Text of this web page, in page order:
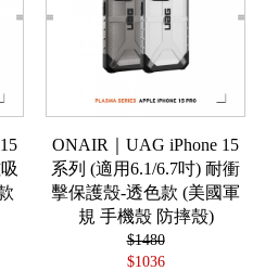
ONAIR｜UAG iPhone 15
系列 (適用6.1/6.7吋) 耐衝
擊保護殼-透色款 (美國軍
規 手機殼 防摔殼)
$1480
$1036